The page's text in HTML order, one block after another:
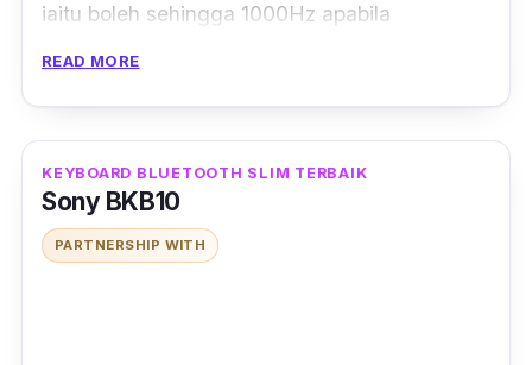
iaitu boleh sehingga 1000Hz apabila
READ MORE
KEYBOARD BLUETOOTH SLIM TERBAIK
Sony BKB10
PARTNERSHIP WITH